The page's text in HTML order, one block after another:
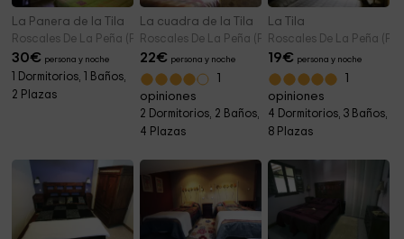
La Panera de la Tila
Roscales De La Peña (Palencia)
30€ persona y noche
1 Dormitorios, 1 Baños,
2 Plazas
La cuadra de la Tila
Roscales De La Peña (Palencia)
22€ persona y noche
opiniones
2 Dormitorios, 2 Baños,
4 Plazas
La Tila
Roscales De La Peña
19€ persona y noche
opiniones
4 Dormitorios, 3 Baños,
8 Plazas